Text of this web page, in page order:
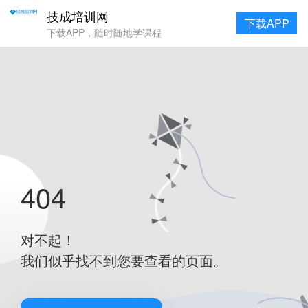
技成培训网
下载APP，随时随地学课程
下载APP
404
对不起！
我们似乎找不到您要查看的页面。